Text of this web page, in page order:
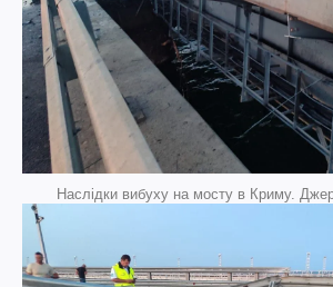
Наслідки вибуху на мосту в Криму.